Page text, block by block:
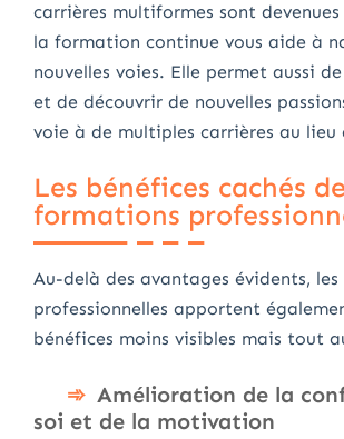
carrières multiformes sont
la formation continue vous aide à
nouvelles voies. Elle permet aussi
et de découvrir de nouvelles
voie à de multiples carrières au lieu
Les bénéfices cachés
formations
Au-delà des avantages évidents,
professionnelles apportent
bénéfices moins visibles mais tout
Amélioration de la
soi et de la motivation